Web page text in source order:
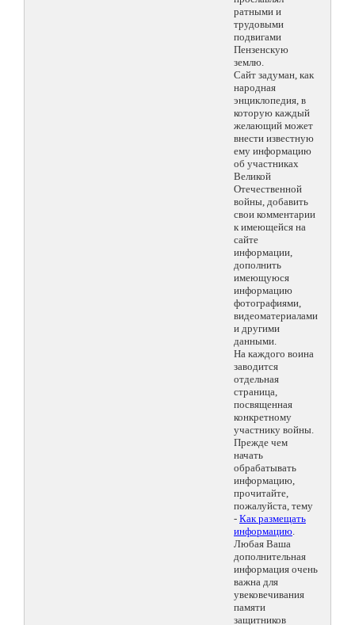
ратными и
трудовыми
подвигами
Пензенскую
землю.
Сайт задуман, как
народная
энциклопедия, в
которую каждый
желающий может
внести известную
ему информацию
об участниках
Великой
Отечественной
войны, добавить
свои комментарии
к имеющейся на
сайте
информации,
дополнить
имеющуюся
информацию
фотографиями,
видеоматериалами
и другими
данными.
На каждого воина
заводится
отдельная
страница,
посвященная
конкретному
участнику войны.
Прежде чем
начать
обрабатывать
информацию,
прочитайте,
пожалуйста, тему
- Как размещать
информацию.
Любая Ваша
дополнительная
информация очень
важна для
увековечивания
памяти
защитников